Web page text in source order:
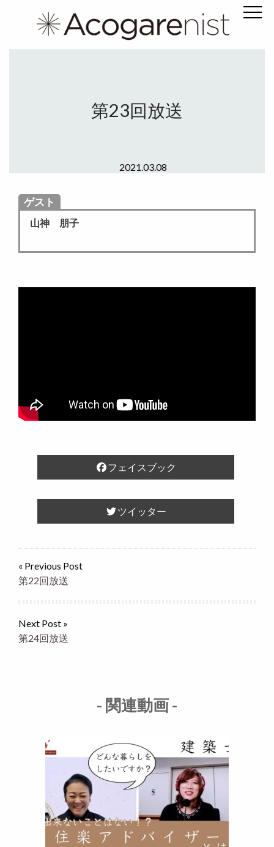
第23回放送
2021.03.08
ゲスト
山神 朋子
フェイスブック
ツイッター
« Previous Post
第22回放送
Next Post »
第24回放送
- 関連動画 -